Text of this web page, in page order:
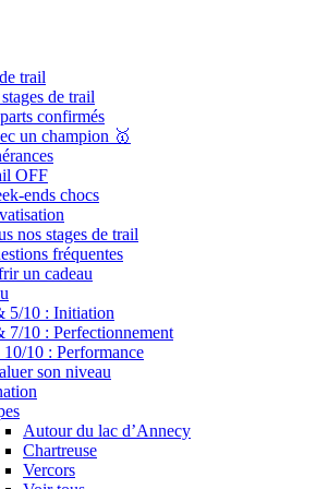
trail
de trail
confirmés
un champion 🥇
OFF
ends chocs
nos stages de trail
fréquentes
un cadeau
5/10 : Initiation
7/10 : Perfectionnement
10/10 : Performance
son niveau
Autour du lac d’Annecy
Chartreuse
Vercors